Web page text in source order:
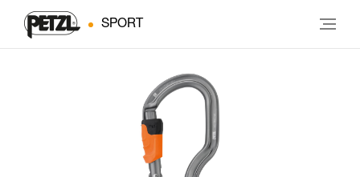
SPORT